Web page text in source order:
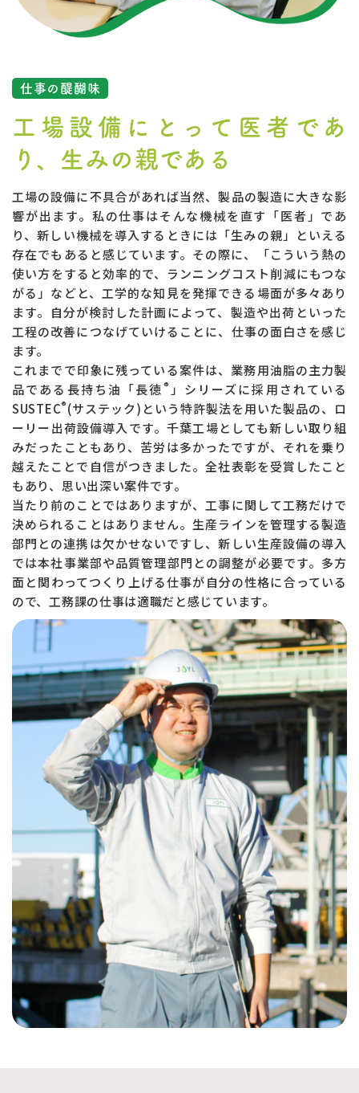
仕事の醍醐味
工場設備にとって 医者であ
り、生みの親である
工場の設備に不具合があれば当然、製品の製造に大きな影
響が出ます。私の仕事はそんな機械を直す「医者」であ
り、新しい機械を導入するときには「生みの親」といえる
存在でもあると感じています。その際に、「こういう熱の
使い方をすると効率的で、ランニングコスト削減にもつな
がる」などと、工学的な知見を発揮できる場面が多々あり
ます。自分が検討した計画によって、製造や出荷といった
工程の改善につなげていけることに、仕事の面白さを感じ
ます。
これまでで印象に残っている案件は、業務用油脂の主力製
品である長持ち油「長徳 ® 」シリーズに採用されている
SUSTEC® (サステック)という特許製法を用いた製品の、ロ
ーリー出荷設備導入です。千葉工場としても新しい取り組
みだったこともあり、苦労は多かったですが、それを乗り
越えたことで自信がつきました。全社表彰を受賞したこと
もあり、思い出深い案件です。
当たり前のことではありますが、工事に関して工務だけで
決められることはありません。生産ラインを管理する製造
部門との連携は欠かせないですし、新しい生産設備の導入
では本社事業部や品質管理部門との調整が必要です。多方
面と関わってつくり上げる仕事が自分の性格に合っている
ので、工務課の仕事は適職だと感じています。